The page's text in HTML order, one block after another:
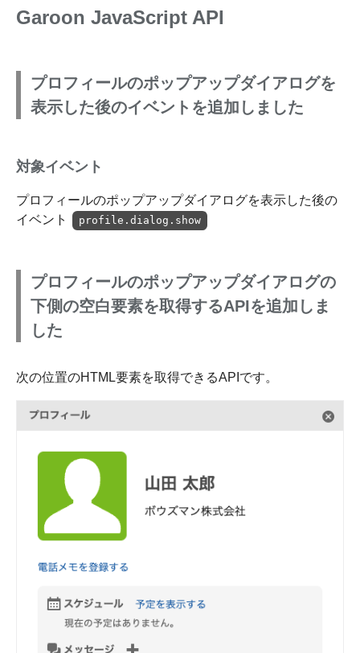
Garoon JavaScript API
プロフィールのポップアップダイアログを
表示した後のイベントを追加しました
対象イベント
プロフィールのポップアップダイアログを表示した後の
イベント
profile.dialog.show
プロフィールのポップアップダイアログの
下側の空白要素を取得するAPIを追加しま
した
次の位置のHTML要素を取得できるAPIです。